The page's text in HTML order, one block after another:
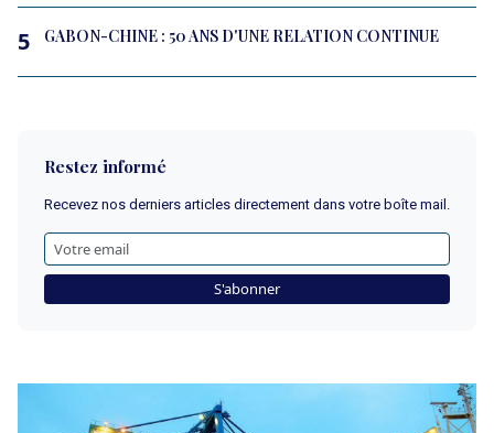
5 GABON-CHINE : 50 ANS D'UNE RELATION CONTINUE
Restez informé
Recevez nos derniers articles directement dans votre boîte mail.
S'abonner